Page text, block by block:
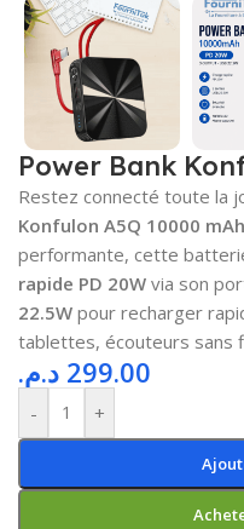
Power Bank
Restez connecté toute la
Konfulon A5Q 10000 mAh
performante, cette
rapide PD 20W via son
22.5W pour recharger
tablettes, écouteurs sans
299.00 د.م.
- +